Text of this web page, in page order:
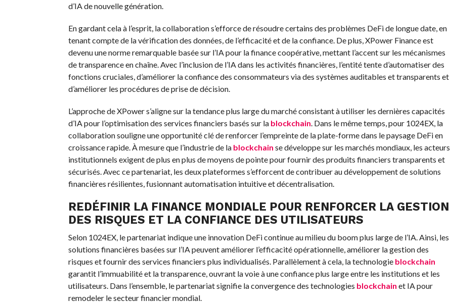
d’IA de nouvelle génération.
En gardant cela à l’esprit, la collaboration s’efforce de résoudre certains des problèmes DeFi de longue date, en
tenant compte de la vérification des données, de l’efficacité et de la confiance. De plus, XPower Finance est
devenu une norme remarquable basée sur l’IA pour la finance coopérative, mettant l’accent sur les mécanismes
de transparence en chaîne. Avec l’inclusion de l’IA dans les activités financières, l’entité tente d’automatiser des
fonctions cruciales, d’améliorer la confiance des consommateurs via des systèmes auditables et transparents et
d’améliorer les procédures de prise de décision.
L’approche de XPower s’aligne sur la tendance plus large du marché consistant à utiliser les dernières capacités
d’IA pour l’optimisation des services financiers basés sur la blockchain. Dans le même temps, pour 1024EX, la
collaboration souligne une opportunité clé de renforcer l’empreinte de la plate-forme dans le paysage DeFi en
croissance rapide. À mesure que l’industrie de la blockchain se développe sur les marchés mondiaux, les acteurs
institutionnels exigent de plus en plus de moyens de pointe pour fournir des produits financiers transparents et
sécurisés. Avec ce partenariat, les deux plateformes s’efforcent de contribuer au développement de solutions
financières résilientes, fusionnant automatisation intuitive et décentralisation.
REDÉFINIR LA FINANCE MONDIALE POUR RENFORCER LA GESTION
DES RISQUES ET LA CONFIANCE DES UTILISATEURS
Selon 1024EX, le partenariat indique une innovation DeFi continue au milieu du boom plus large de l’IA. Ainsi, les
solutions financières basées sur l’IA peuvent améliorer l’efficacité opérationnelle, améliorer la gestion des
risques et fournir des services financiers plus individualisés. Parallèlement à cela, la technologie blockchain
garantit l’immuabilité et la transparence, ouvrant la voie à une confiance plus large entre les institutions et les
utilisateurs. Dans l’ensemble, le partenariat signifie la convergence des technologies blockchain et IA pour
remodeler le secteur financier mondial.